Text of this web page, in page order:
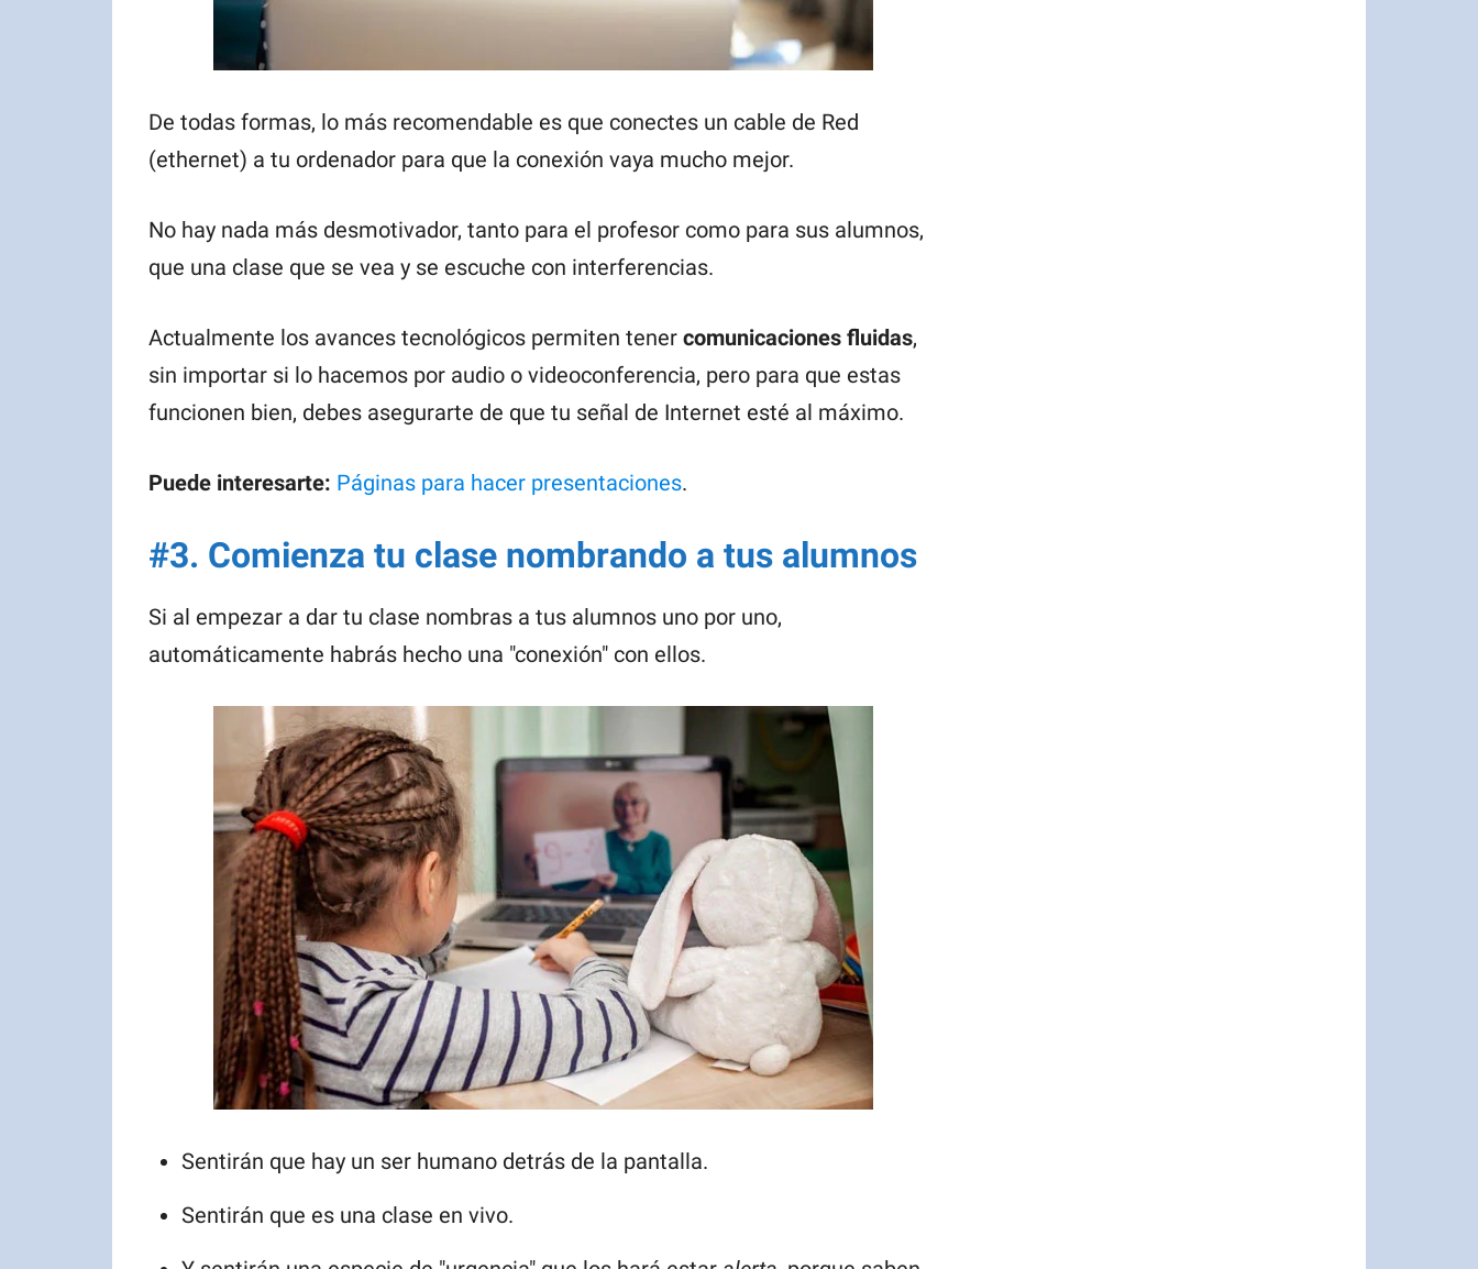
De todas formas, lo más recomendable es que conectes un cable de Red
(ethernet) a tu ordenador para que la conexión vaya mucho mejor.
No hay nada más desmotivador, tanto para el profesor como para sus alumnos,
que una clase que se vea y se escuche con interferencias.
Actualmente los avances tecnológicos permiten tener comunicaciones fluidas,
sin importar si lo hacemos por audio o videoconferencia, pero para que estas
funcionen bien, debes asegurarte de que tu señal de Internet esté al máximo.
Puede interesarte: Páginas para hacer presentaciones.
#3. Comienza tu clase nombrando a tus alumnos
Si al empezar a dar tu clase nombras a tus alumnos uno por uno,
automáticamente habrás hecho una "conexión" con ellos.
Sentirán que hay un ser humano detrás de la pantalla.
Sentirán que es una clase en vivo.